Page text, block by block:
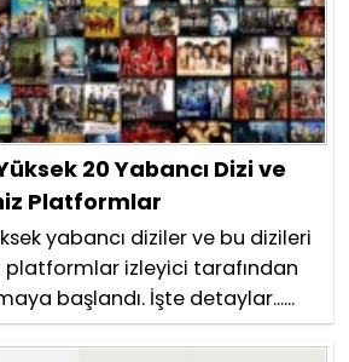
20 Yabancı Dizi ve
Platformlar
yabancı diziler ve bu dizileri
izleyici tarafından
başlandı. İşte detaylar......